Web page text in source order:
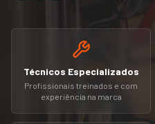
Técnicos Especializados
Profissionais treinados e com
experiência na marca